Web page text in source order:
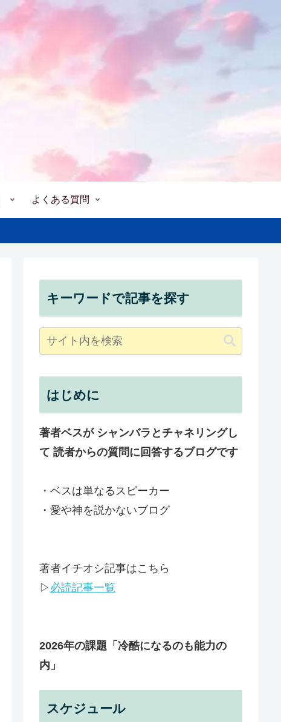
よくある質問
キーワードで記事を探す
はじめに
著者ベスが シャンバラとチャネリングし
て 読者からの質問に回答するブログです
・ベスは単なるスピーカー
・愛や神を説かないブログ
著者イチオシ記事はこちら
▷ 必読記事一覧
2026年の課題 「冷酷になるのも能力の
内」
スケジュール